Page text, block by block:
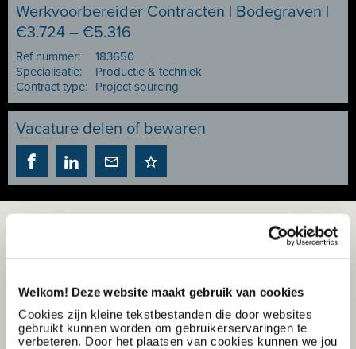
Welkom! Deze website maakt gebruik van cookies
Cookies zijn kleine tekstbestanden die door websites
gebruikt kunnen worden om gebruikerservaringen te
verbeteren. Door het plaatsen van cookies kunnen we jou
Werkvoorbereider Contracten | Bodegraven |
€3.724 – €5.316
Ref nummer:
183650
Specialisatie:
Productie & techniek
Contract type:
Project sourcing
Vacature delen of bewaren